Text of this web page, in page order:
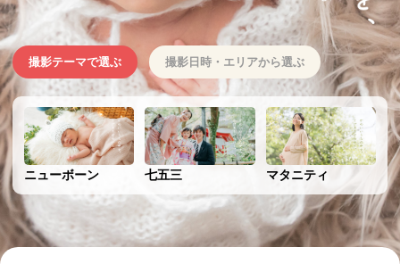
撮影テーマで選ぶ 撮影日時・エリアから選ぶ
ニューボーン 七五三 マタニティ
Yuji